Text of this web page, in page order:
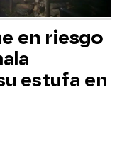
en riesgo
estufa en